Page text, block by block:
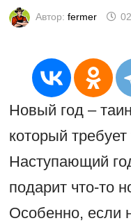
Автор: fermer
Новый год –
который
Наступающий
подарит что-то
Особенно, если